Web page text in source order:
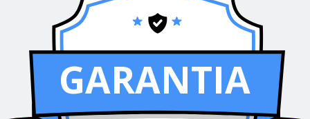
GARANTIA